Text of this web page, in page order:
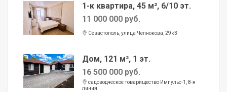
1-к квартира, 45 м², 6/10 эт.
11 000 000 руб.
Севастополь, улица Челнокова, 29к3
Дом, 121 м², 1 эт.
16 500 000 руб.
садоводческое товарищество Импульс-1, 8-я
линия